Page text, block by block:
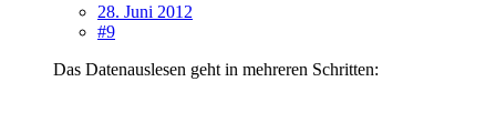
28. Juni 2012
#9
Das Datenauslesen geht in mehreren Schritten: